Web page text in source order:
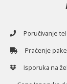
Poručivanje
Praćenje
Isporuka na